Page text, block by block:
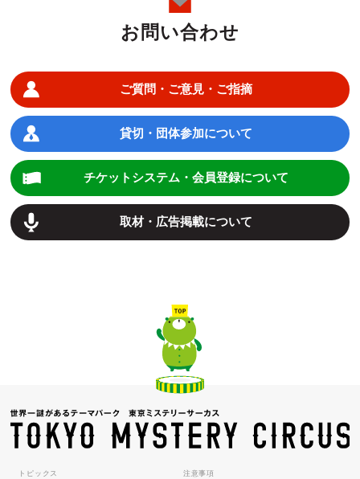
お問い合わせ
ご質問・ご意見・ご指摘
貸切・団体参加について
チケットシステム・会員登録について
取材・広告掲載について
トピックス 注意事項